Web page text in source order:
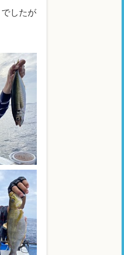
したが